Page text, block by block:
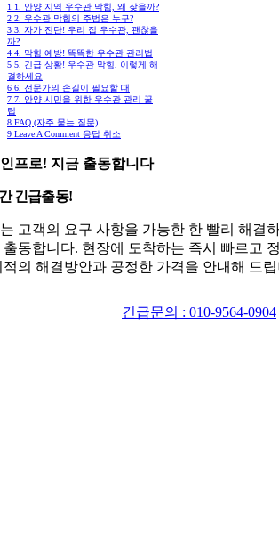
1 1. 안양 지역 우수관 막힘, 왜 잦을까?
2 2. 우수관 막힘의 주범은 누구?
3 3. 자가 진단! 우리 집 우수관, 괜찮을
까?
4 4. 막힘 예방! 똑똑한 우수관 관리법
5 5. 긴급 상황! 우수관 막힘, 이렇게 해
결하세요
6 6. 전문가의 손길이 필요할 때
7 7. 안양 시민을 위한 우수관 관리 꿀
팁
8 FAQ (자주 묻는 질문)
9 Leave A Comment 응답 취소
프로! 지금 출동합니다
긴급출동!
고객의 요구 사항을 가능한 한 빨리 해결
출동합니다. 현장에 도착하는 즉시 빠르고
적의 해결방안과 공정한 가격을 안내해 드
긴급문의 : 010-9564-0904